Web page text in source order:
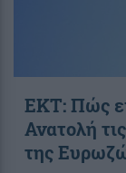
ΕΚΤ: Πώς
Ανατολή
της